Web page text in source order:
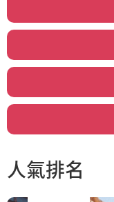
人氣排名